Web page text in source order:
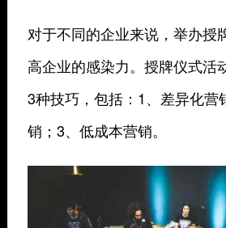
对于不同的企业来说，举办授
高企业的感染力。授牌仪式活
3种技巧，包括：1、差异化营
销；3、低成本营销。